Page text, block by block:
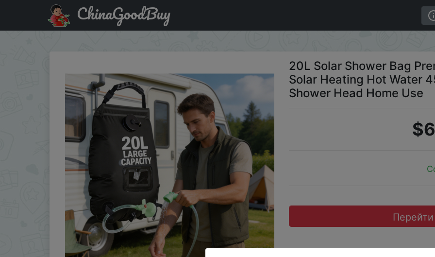
Купить по акции: 20L Solar Shower Bag Premium Outdoor Camping Solar Heating Hot Water 45°C with Removable
ChinaGoodBuy
20L Solar Shower Bag
Solar Heating Hot Water
Shower Head Home Use